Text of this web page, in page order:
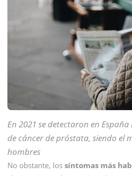
En 2021 se detectaron en
de cáncer de próstata, siendo el
hombres
No obstante, los síntomas más